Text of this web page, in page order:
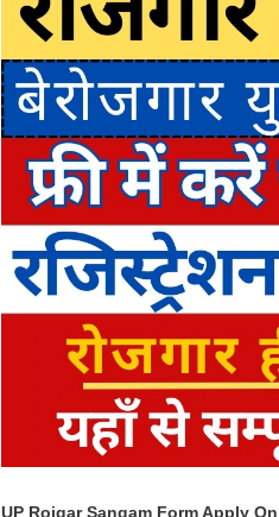
UP Rojgar Sangam Form Apply